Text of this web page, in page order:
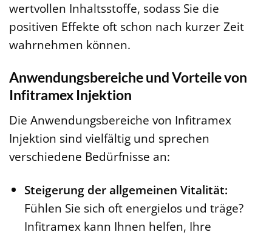
wertvollen Inhaltsstoffe, sodass Sie die
positiven Effekte oft schon nach kurzer Zeit
wahrnehmen können.
Anwendungsbereiche und Vorteile von
Infitramex Injektion
Die Anwendungsbereiche von Infitramex
Injektion sind vielfältig und sprechen
verschiedene Bedürfnisse an:
Steigerung der allgemeinen Vitalität:
Fühlen Sie sich oft energielos und träge?
Infitramex kann Ihnen helfen, Ihre